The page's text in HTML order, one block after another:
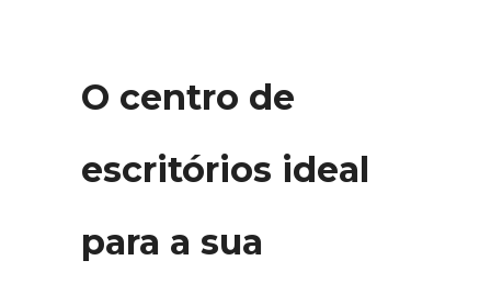
O centro de
escritórios ideal
para a sua